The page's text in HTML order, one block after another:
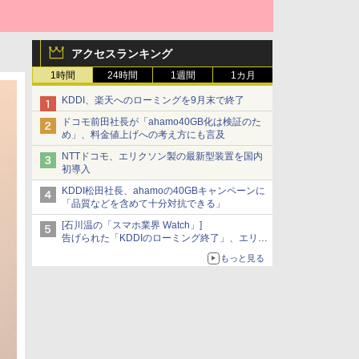
アクセスランキング
1時間 24時間 1週間 1カ月
KDDI、楽天へのローミングを9月末で終了
ドコモ前田社長が「ahamo40GB化は検証のた
め」、料金値上げへの考え方にも言及
NTTドコモ、エリクソン製の最新型装置を国内
初導入
KDDI松田社長、ahamoの40GBキャンペーンに
「品質などを含めて十分対抗できる」
[石川温の「スマホ業界 Watch」]
告げられた「KDDIのローミング終了」、エリア
マップの落とし穴と楽天モバイルの課題
もっと見る